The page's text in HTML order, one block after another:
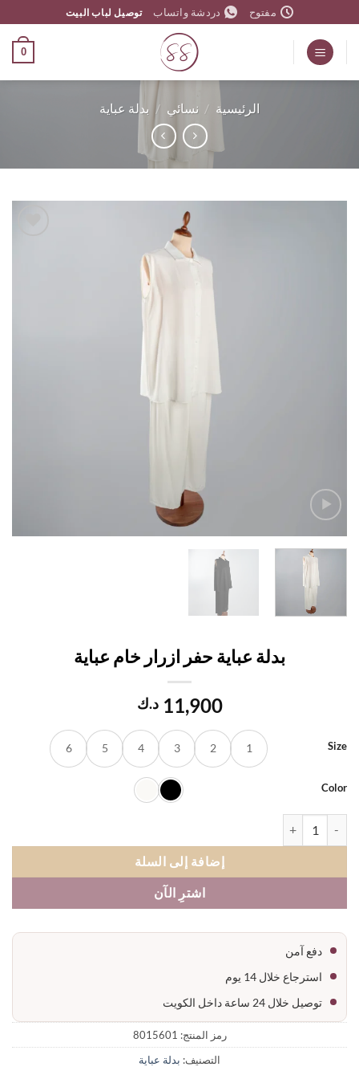
مفتوح دردشة واتساب توصيل لباب البيت
الرئيسية / نسائي / بدلة عباية
بدلة عباية حفر ازرار خام عباية
11,900 د.ك
إضافة إلى السلة
اشترِ الآن
دفع آمن
استرجاع خلال 14 يوم
توصيل خلال 24 ساعة داخل الكويت
رمز المنتج:8015601
التصنيف:بدلة عباية